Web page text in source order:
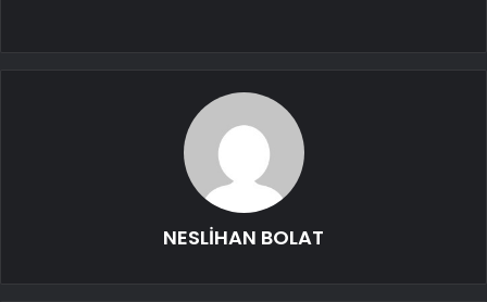
NESLİHAN BOLAT